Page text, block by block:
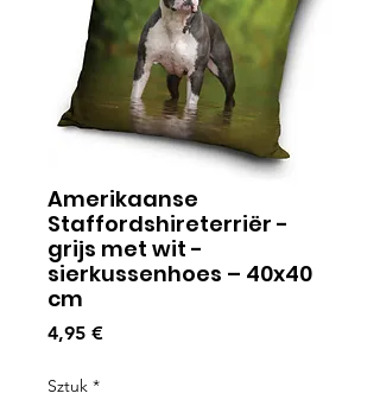
Amerikaanse
Staffordshireterriër -
grijs met wit -
sierkussenhoes – 40x40
cm
4,95 €Cena
Sztuk *